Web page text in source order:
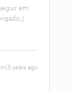
em
years ago